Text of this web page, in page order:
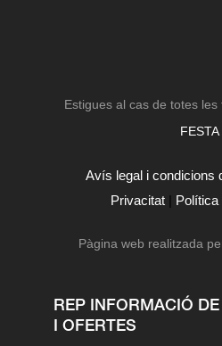
Estigues al cas de totes les
FESTA
Avís legal i condicions
Privacitat | Política
Pàgina web realitzada
REP INFORMACIÓ DE
I OFERTES